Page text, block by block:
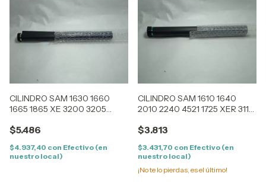
CILINDRO SAM 1630 1660
1665 1865 XE 3200 3205
$5.486
$4.937,40 con Efectivo (en
nuestro local)
CILINDRO SAM 1610 1640
2010 2240 4521 1725 XER 3117
$3.813
$3.431,70 con Efectivo (en
nuestro local)
¡No te lo pierdas, es el último!